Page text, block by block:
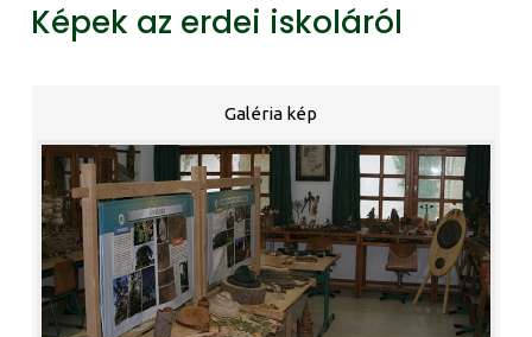
Képek az erdei iskoláról
Galéria kép